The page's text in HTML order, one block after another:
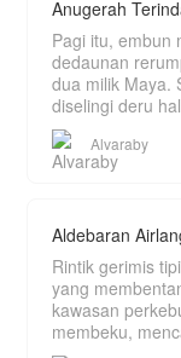
Anugerah
Pagi itu, embun
dedaunan
dua milik Maya.
diselingi deru
Alvaraby
Aldebaran
Rintik gerimis
yang
kawasan
membeku,